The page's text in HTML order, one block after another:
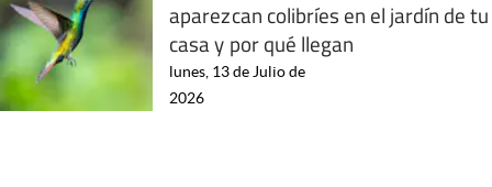
aparezcan colibríes en el jardín de tu
casa y por qué llegan
lunes, 13 de Julio de
2026